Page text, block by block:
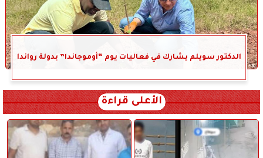
الدكتور سويلم يشارك في فعاليات يوم “أوموجاندا” بدولة رواندا
الأعلى قراءة